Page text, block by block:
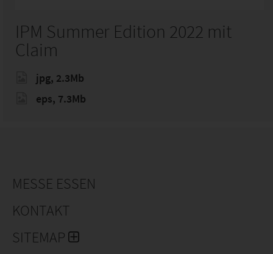
IPM Summer Edition 2022 mit
Claim
jpg, 2.3Mb
eps, 7.3Mb
MESSE ESSEN
KONTAKT
SITEMAP